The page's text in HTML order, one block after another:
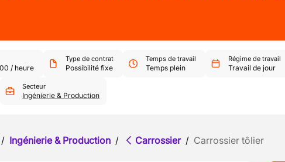
/ heure
Type de contrat
Possibilité fixe
Temps de travail
Temps plein
Régime de travail
Travail de jour
Secteur
Ingénierie & Production
/ Ingénierie & Production / Carrossier / Carrossier tôlier